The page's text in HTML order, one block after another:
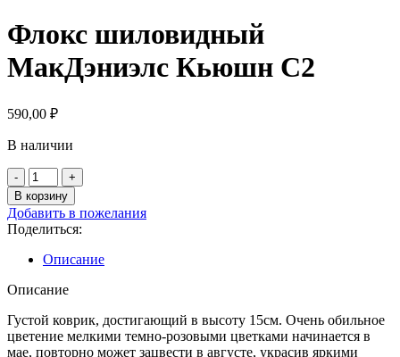
Флокс шиловидный
МакДэниэлс Кьюшн С2
590,00 ₽
В наличии
Количество
товара
Флокс
шиловидный
МакДэниэлс
Кьюшн
С2
В корзину
Добавить в пожелания
Поделиться:
Описание
Описание
Густой коврик, достигающий в высоту 15см. Очень обильное
цветение мелкими темно-розовыми цветками начинается в
мае, повторно может зацвести в августе, украсив яркими